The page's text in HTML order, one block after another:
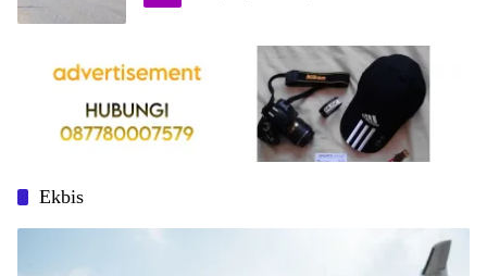
Ekbis